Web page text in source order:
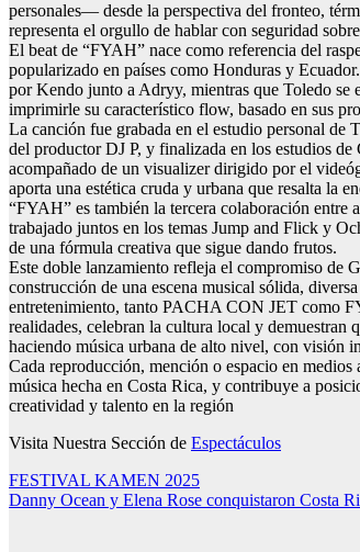
personales— desde la perspectiva del fronteo,
representa el orgullo de hablar con seguridad
El beat de “FYAH” nace como referencia del
popularizado en países como Honduras y
por Kendo junto a Adryy, mientras que Toledo se
imprimirle su característico flow, basado en sus
La canción fue grabada en el estudio personal de
del productor DJ P, y finalizada en los estudios
acompañado de un visualizer dirigido por el
aporta una estética cruda y urbana que resalta la
“FYAH” es también la tercera colaboración entre
trabajado juntos en los temas Jump and Flick y
de una fórmula creativa que sigue dando frutos.
Este doble lanzamiento refleja el compromiso de
construcción de una escena musical sólida,
entretenimiento, tanto PACHA CON JET como
realidades, celebran la cultura local y demuestran
haciendo música urbana de alto nivel, con visión
Cada reproducción, mención o espacio en
música hecha en Costa Rica, y contribuye a
creatividad y talento en la región
Visita Nuestra Sección de Espectáculos
Navegación
de
FESTIVAL KAMEN 2025
Danny Ocean y Elena Rose conquistaron Costa